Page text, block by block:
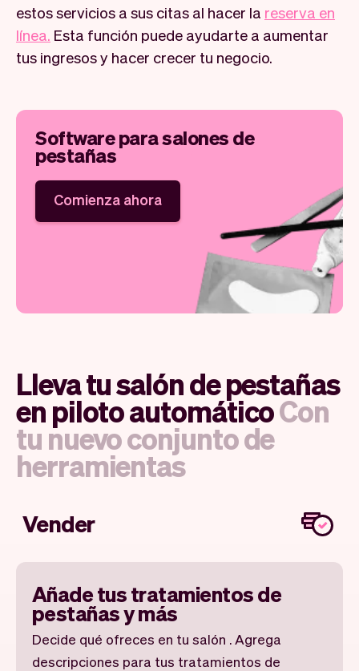
estos servicios a sus citas al hacer la reserva en
línea. Esta función puede ayudarte a aumentar
tus ingresos y hacer crecer tu negocio.
Software para salones de
pestañas
Comienza ahora
Lleva tu salón de pestañas
en piloto automáticoCon
tu nuevo conjunto de
herramientas
Vender
Añade tus tratamientos de
pestañas y más
Decide qué ofreces en tu salón . Agrega
descripciones para tus tratamientos de